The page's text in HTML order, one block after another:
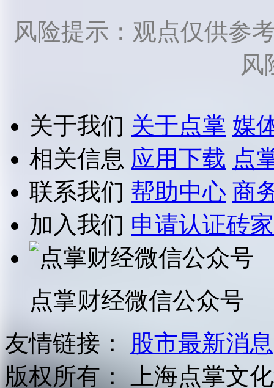
风险提示：观点仅供参
风
关于我们 关于点掌 媒
相关信息 应用下载 点
联系我们 帮助中心 商
加入我们 申请认证砖家
点掌财经微信公众号
友情链接：
股市最新消息
版权所有：
上海点掌文